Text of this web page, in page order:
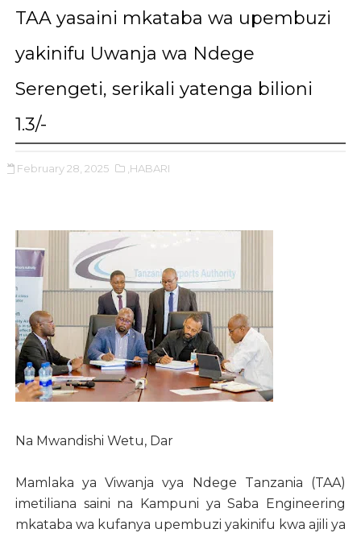
TAA yasaini mkataba wa upembuzi
yakinifu Uwanja wa Ndege
Serengeti, serikali yatenga bilioni
1.3/-
February 28, 2025 ,HABARI
Na Mwandishi Wetu, Dar
Mamlaka ya Viwanja vya Ndege Tanzania (TAA)
imetiliana saini na Kampuni ya Saba Engineering
mkataba wa kufanya upembuzi yakinifu kwa ajili ya